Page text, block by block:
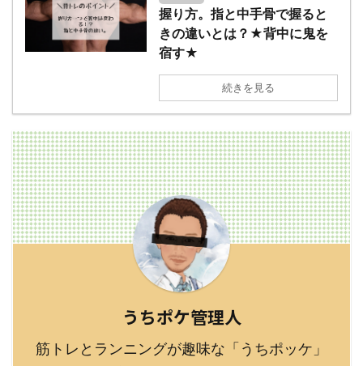
握り方。指と中手骨で握ると
きの違いとは？★背中に鬼を
宿す★
続きを見る
うちポケ管理人
筋トレとランニングが趣味な「うちポッケ」